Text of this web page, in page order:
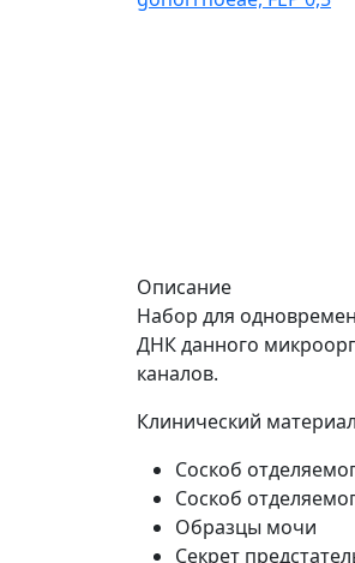
Описание
Набор для
ДНК данного
каналов.
Клинический
Соскоб
Соскоб
Образцы мочи
Секрет